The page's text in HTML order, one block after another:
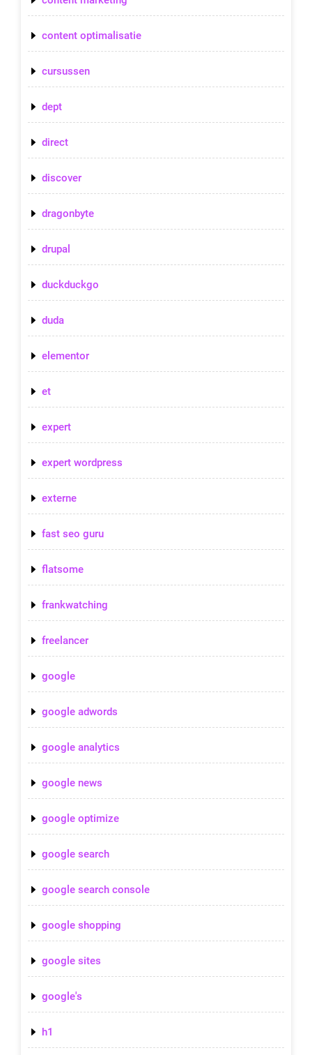
content optimalisatie
cursussen
dept
direct
discover
dragonbyte
drupal
duckduckgo
duda
elementor
et
expert
expert wordpress
externe
fast seo guru
flatsome
frankwatching
freelancer
google
google adwords
google analytics
google news
google optimize
google search
google search console
google shopping
google sites
google's
h1